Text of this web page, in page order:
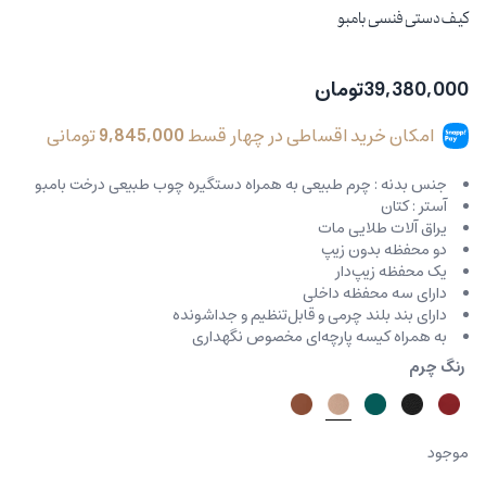
کیف دستی فنسی بامبو
39,380,000تومان
امکان خرید اقساطی در چهار قسط9,845,000تومانی
جنس بدنه : چرم طبیعی به همراه دستگیره چوب طبیعی درخت بامبو
آستر : کتان
یراق آلات طلایی مات
دو محفظه بدون زیپ
یک محفظه زیپ‌دار
دارای سه محفظه داخلی
دارای بند بلند چرمی و قابل‌تنظیم و جداشونده
به همراه کیسه پارچه‌ای مخصوص نگهداری
رنگ چرم
موجود